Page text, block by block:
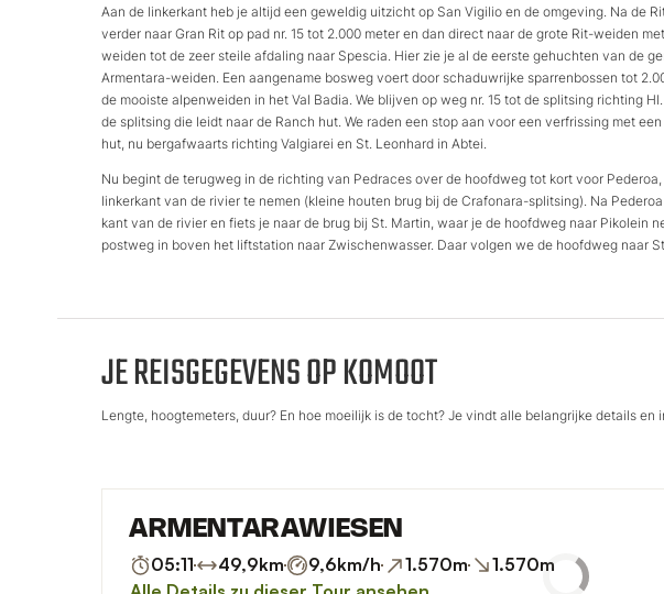
Aan de linkerkant heb je altijd een geweldig uitzicht op San Vigilio en de omgeving. Na de
verder naar Gran Rit op pad nr. 15 tot 2.000 meter en dan direct naar de grote Rit-weiden
weiden tot de zeer steile afdaling naar Spescia. Hier zie je al de eerste gehuchten van de
Armentara-weiden. Een aangename bosweg voert door schaduwrijke sparrenbossen tot
de mooiste alpenweiden in het Val Badia. We blijven op weg nr. 15 tot de splitsing richting
de splitsing die leidt naar de Ranch hut. We raden een stop aan voor een verfrissing met
hut, nu bergafwaarts richting Valgiarei en St. Leonhard in Abtei.
Nu begint de terugweg in de richting van Pedraces over de hoofdweg tot kort voor
linkerkant van de rivier te nemen (kleine houten brug bij de Crafonara-splitsing). Na
kant van de rivier en fiets je naar de brug bij St. Martin, waar je de hoofdweg naar Pikolein
postweg in boven het liftstation naar Zwischenwasser. Daar volgen we de hoofdweg naar
JE REISGEGEVENS OP KOMOOT
Lengte, hoogtemeters, duur? En hoe moeilijk is de tocht? Je vindt alle belangrijke details